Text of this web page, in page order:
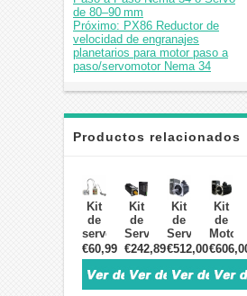
de 80–90 mm
Próximo: PX86 Reductor de
velocidad de engranajes
planetarios para motor paso a
paso/servomotor Nema 34
Productos relacionados
Kit
de
servomotor
CA
sin
escobillas
de
€60,99
Kit
de
Servomotor
AC
400 W
60 V
8.4 A
€242,89
Kit
de
Servomotor
AC
2000 W
+
Controlador
€512,00
Kit
de
Motor
Servo
AC
2000 W
con